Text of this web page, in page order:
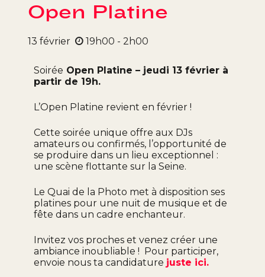
Open Platine
13 février 19h00 - 2h00
Soirée Open Platine – jeudi 13 février à
partir de 19h.
L’Open Platine revient en février !
Cette soirée unique offre aux DJs
amateurs ou confirmés, l’opportunité de
se produire dans un lieu exceptionnel :
une scène flottante sur la Seine.
Le Quai de la Photo met à disposition ses
platines pour une nuit de musique et de
fête dans un cadre enchanteur.
Invitez vos proches et venez créer une
ambiance inoubliable ! Pour participer,
envoie nous ta candidature juste ici.